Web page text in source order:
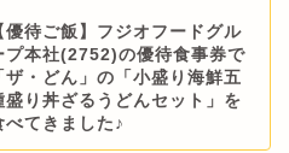
優待ご飯】フジオフードグル
プ本社(2752)の優待食事券で
ザ・どん」の「小盛り海鮮五
盛り丼ざるうどんセット」を
べてきました♪